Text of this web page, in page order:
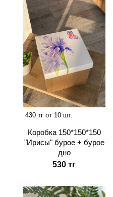
430 тг от 10 шт.
Коробка 150*150*150
"Ирисы" бурое + бурое
дно
530 тг